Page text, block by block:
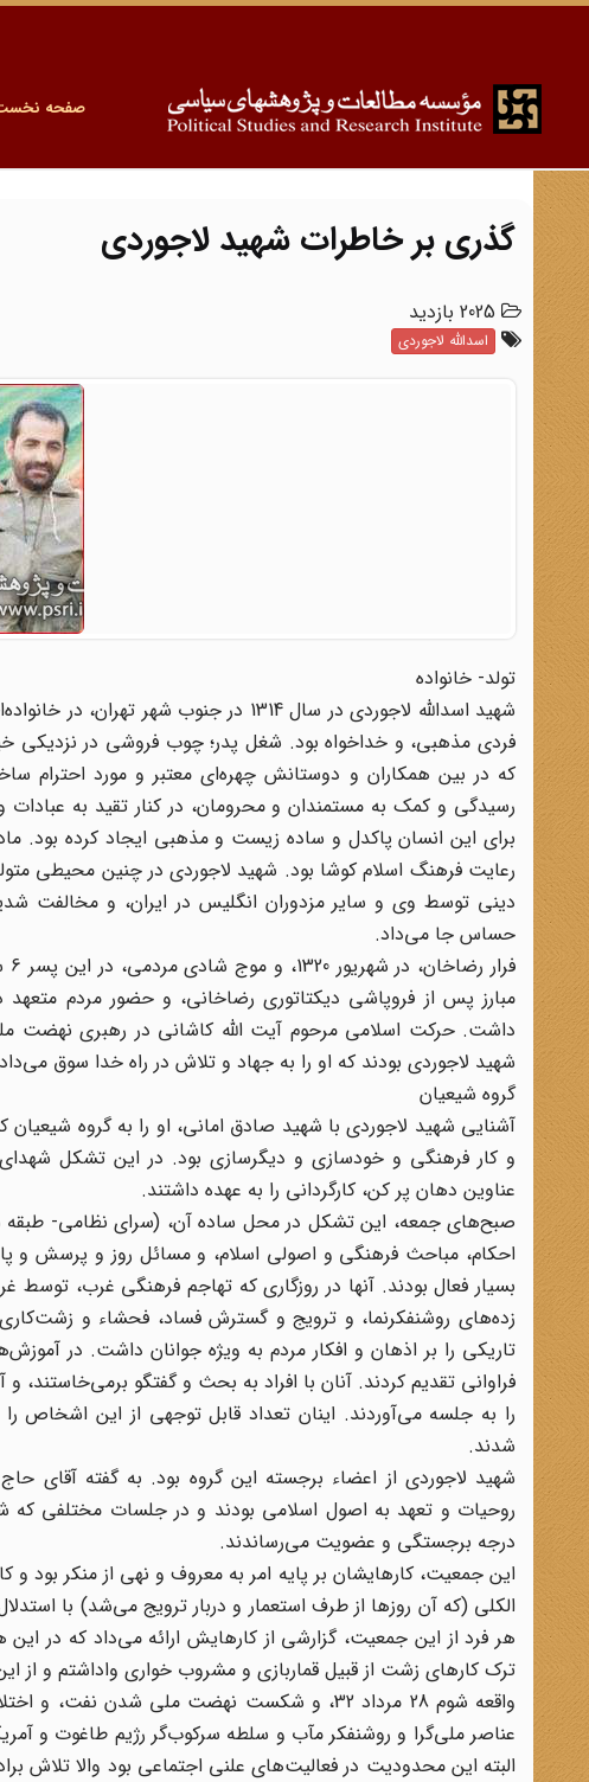
صفحه
گذری بر خاطرات شهید لاجوردی
اسدالله لاجوردی
تولد- خانواده
شهید اسدالله لاجوردی در سال 1314 در
فردی مذهبی، و خداخواه بود. شغل پدر؛ چوب فروشی در نزدیکی
که در بین همکاران و دوستانش چهره‌ای معتبر و مورد احترام
رسیدگی و کمک به مستمندان و محرومان، در کنار تقید به
برای این انسان پاکدل و ساده زیست و مذهبی ایجاد کرده بود.
رعایت فرهنگ اسلام کوشا بود. شهید لاجوردی در چنین محیطی
دینی توسط وی و سایر مزدوران انگلیس در ایران، و مخالفت
حساس جا می‌داد.
مبارز پس از فروپاشی دیکتاتوری رضاخانی، و حضور مردم
داشت. حرکت اسلامی مرحوم آیت الله کاشانی در رهبری نهضت
شهید لاجوردی بودند که او را به جهاد و تلاش در راه خدا سوق
گروه شیعیان
آشنایی شهید لاجوردی با شهید صادق امانی، او را به گروه
و کار فرهنگی و خودسازی و دیگرسازی بود. در این تشکل شهدای
عناوین دهان پر کن، کارگردانی را به عهده داشتند.
صبح‌های جمعه، این تشکل در محل ساده آن، (سرای نظامی- طبقه
احکام، مباحث فرهنگی و اصولی اسلام، و مسائل روز و پرسش و
بسیار فعال بودند. آنها در روزگاری که تهاجم فرهنگی غرب،
زده‌های روشنفکرنما، و ترویج و گسترش فساد، فحشاء و
تاریکی را بر اذهان و افکار مردم به ویژه جوانان داشت. در
فراوانی تقدیم کردند. آنان با افراد به بحث و گفتگو
را به جلسه می‌آوردند. اینان تعداد قابل توجهی از این اشخاص
شدند.
شهید لاجوردی از اعضاء برجسته این گروه بود. به گفته آقای
روحیات و تعهد به اصول اسلامی بودند و در جلسات مختلفی که
درجه برجستگی و عضویت می‌رساندند.
این جمعیت، کارهایشان بر پایه امر به معروف و نهی از منکر بود
الکلی (که آن روزها از طرف استعمار و دربار ترویج می‌شد) با
هر فرد از این جمعیت، گزارشی از کارهایش ارائه می‌داد که در
ترک کارهای زشت از قبیل قماربازی و مشروب خواری واداشتم و از
واقعه شوم 28 مرداد 32، و شکست نهضت ملی
عناصر ملی‌گرا و روشنفکر مآب و سلطه سرکوب‌گر رژیم طاغوت و
البته این محدودیت در فعالیت‌های علنی اجتماعی بود والا تلاش